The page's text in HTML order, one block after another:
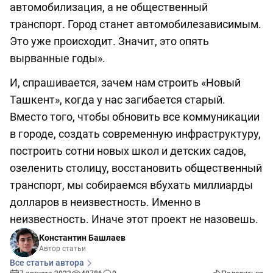
автомобилизация, а не общественный
транспорт. Город станет автомобилезависимым.
Это уже происходит. Значит, это опять
вырванные годы».
И, спрашивается, зачем нам строить «Новый
Ташкент», когда у нас загибается старый.
Вместо того, чтобы обновить все коммуникации
в городе, создать современную инфраструктуру,
построить сотни новых школ и детских садов,
озеленить столицу, восстановить общественный
транспорт, мы собираемся вбухать миллиарды
долларов в неизвестность. Именно в
неизвестность. Иначе этот проект не назовешь.
Константин Башлаев
Автор статьи
Все статьи автора